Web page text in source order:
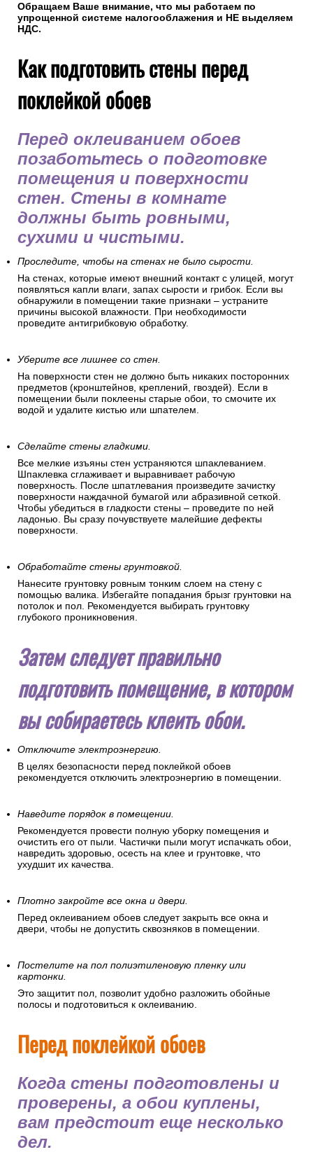
Обращаем Ваше внимание, что мы работаем по
упрощенной системе налогооблажения и НЕ выделяем
НДС.
Как подготовить стены перед
поклейкой обоев
Перед оклеиванием обоев
позаботьтесь о подготовке
помещения и поверхности
стен. Стены в комнате
должны быть ровными,
сухими и чистыми.
Проследите, чтобы на стенах не было сырости.
На стенах, которые имеют внешний контакт с улицей, могут
появляться капли влаги, запах сырости и грибок. Если вы
обнаружили в помещении такие признаки – устраните
причины высокой влажности. При необходимости
проведите антигрибковую обработку.
Уберите все лишнее со стен.
На поверхности стен не должно быть никаких посторонних
предметов (кронштейнов, креплений, гвоздей). Если в
помещении были поклеены старые обои, то смочите их
водой и удалите кистью или шпателем.
Сделайте стены гладкими.
Все мелкие изъяны стен устраняются шпаклеванием.
Шпаклевка сглаживает и выравнивает рабочую
поверхность. После шпатлевания произведите зачистку
поверхности наждачной бумагой или абразивной сеткой.
Чтобы убедиться в гладкости стены – проведите по ней
ладонью. Вы сразу почувствуете малейшие дефекты
поверхности.
Обработайте стены грунтовкой.
Нанесите грунтовку ровным тонким слоем на стену с
помощью валика. Избегайте попадания брызг грунтовки на
потолок и пол. Рекомендуется выбирать грунтовку
глубокого проникновения.
Затем следует правильно
подготовить помещение, в котором
вы собираетесь клеить обои.
Отключите электроэнергию.
В целях безопасности перед поклейкой обоев
рекомендуется отключить электроэнергию в помещении.
Наведите порядок в помещении.
Рекомендуется провести полную уборку помещения и
очистить его от пыли. Частички пыли могут испачкать обои,
навредить здоровью, осесть на клее и грунтовке, что
ухудшит их качества.
Плотно закройте все окна и двери.
Перед оклеиванием обоев следует закрыть все окна и
двери, чтобы не допустить сквозняков в помещении.
Постелите на пол полиэтиленовую пленку или
картонки.
Это защитит пол, позволит удобно разложить обойные
полосы и подготовиться к оклеиванию.
Перед поклейкой обоев
Когда стены подготовлены и
проверены, а обои куплены,
вам предстоит еще несколько
дел.